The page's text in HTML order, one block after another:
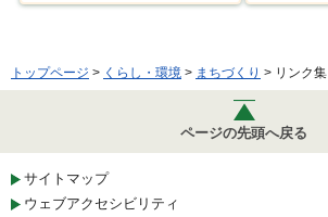
トップページ > くらし・環境 > まちづくり > リンク集
ページの先頭へ戻る
サイトマップ
ウェブアクセシビリティ